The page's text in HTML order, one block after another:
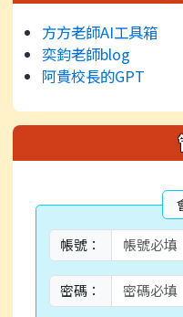
方方老師AI工具箱
奕鈞老師blog
阿貴校長的GPT
帳號：
密碼：